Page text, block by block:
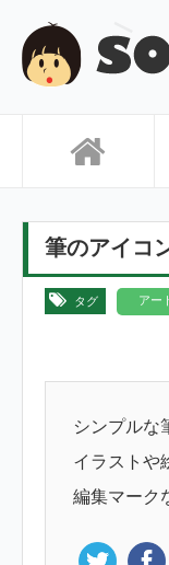
筆のアイコ
タグ アー
シンプルな
イラストや
編集マーク